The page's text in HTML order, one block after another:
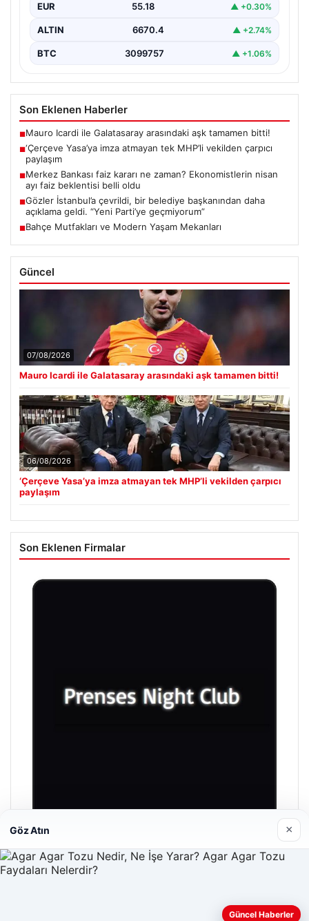
EUR 55.18 ▲ +0.30%
ALTIN 6670.4 ▲ +2.74%
BTC 3099757 ▲ +1.06%
Son Eklenen Haberler
■Mauro Icardi ile Galatasaray arasındaki aşk tamamen bitti!
■‘Çerçeve Yasa’ya imza atmayan tek MHP’li vekilden çarpıcı
paylaşım
■Merkez Bankası faiz kararı ne zaman? Ekonomistlerin nisan
ayı faiz beklentisi belli oldu
■Gözler İstanbul’a çevrildi, bir belediye başkanından daha
açıklama geldi. “Yeni Parti’ye geçmiyorum”
■Bahçe Mutfakları ve Modern Yaşam Mekanları
Güncel
07/08/2026
Mauro Icardi ile Galatasaray arasındaki aşk tamamen bitti!
06/08/2026
‘Çerçeve Yasa’ya imza atmayan tek MHP’li vekilden çarpıcı
paylaşım
Son Eklenen Firmalar
Prenses Night Club
29/04/2026
Göz Atın ×
Güncel Haberler